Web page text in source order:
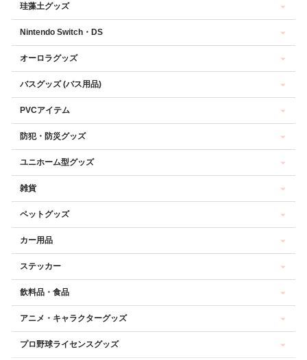
珪藻土グッズ
Nintendo Switch・DS
オーロラグッズ
バスグッズ (バス用品)
PVCアイテム
防犯・防災グッズ
ユニホーム型グッズ
雑貨
ペットグッズ
カー用品
ステッカー
飲料品・食品
アニメ・キャラクターグッズ
プロ野球ライセンスグッズ